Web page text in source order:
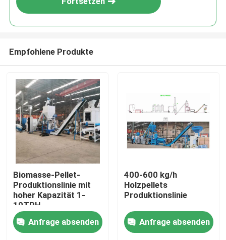
Startseite
Empfohlene Produkte
Biomasse-Pellet-
Produktionslinie mit
hoher Kapazität 1-
10TPH
Anfrage absenden
400-600 kg/h
Holzpellets
Produktionslinie
Anfrage absenden